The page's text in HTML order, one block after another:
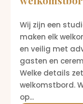
Wij zijn een
maken elk
en veilig met
gasten en
Welke details
welkomstbord.
op...